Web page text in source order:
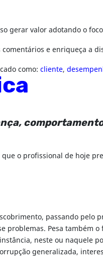
gerar valor adotando o
e enriqueça a
como: cliente,
o profissional de hoje
passando
problemas. Pesa
neste ou naquele
generalizada,